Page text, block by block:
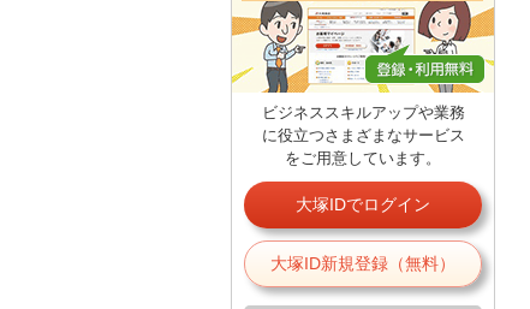
ビジネススキルアップや業務
に役立つさまざまなサービス
をご用意しています。
大塚IDでログイン
大塚ID新規登録（無料）